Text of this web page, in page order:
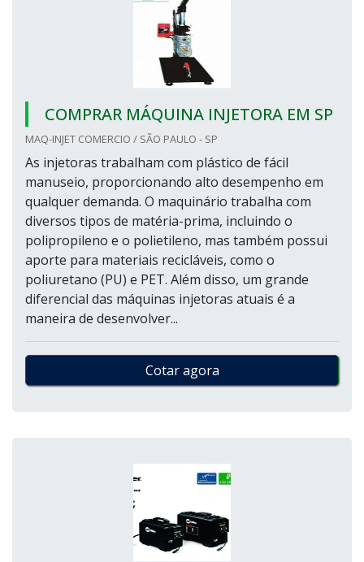
COMPRAR MÁQUINA INJETORA EM SP
MAQ-INJET COMERCIO / SÃO PAULO - SP
As injetoras trabalham com plástico de fácil
manuseio, proporcionando alto desempenho em
qualquer demanda. O maquinário trabalha com
diversos tipos de matéria-prima, incluindo o
polipropileno e o polietileno, mas também possui
aporte para materiais recicláveis, como o
poliuretano (PU) e PET. Além disso, um grande
diferencial das máquinas injetoras atuais é a
maneira de desenvolver...
Cotar agora